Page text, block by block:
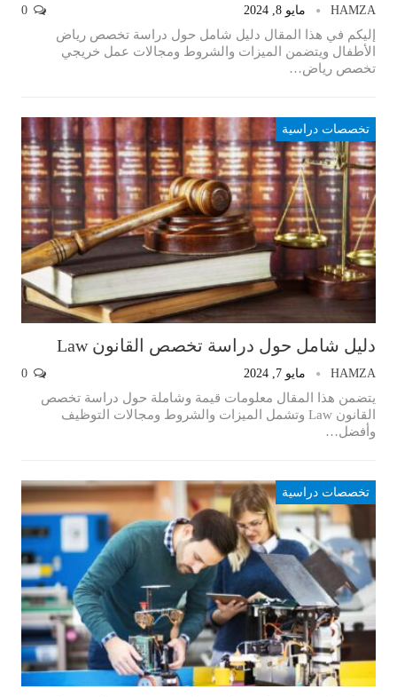
HAMZA مايو 8, 2024
إليكم في هذا المقال دليل شامل حول دراسة تخصص رياض
الأطفال ويتضمن الميزات والشروط ومجالات عمل خريجي
تخصص رياض…
تخصصات دراسية
دليل شامل حول دراسة تخصص القانون Law
HAMZA مايو 7, 2024
يتضمن هذا المقال معلومات قيمة وشاملة حول دراسة تخصص
القانون Law وتشمل الميزات والشروط ومجالات التوظيف
وأفضل…
تخصصات دراسية